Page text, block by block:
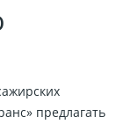
предлагать